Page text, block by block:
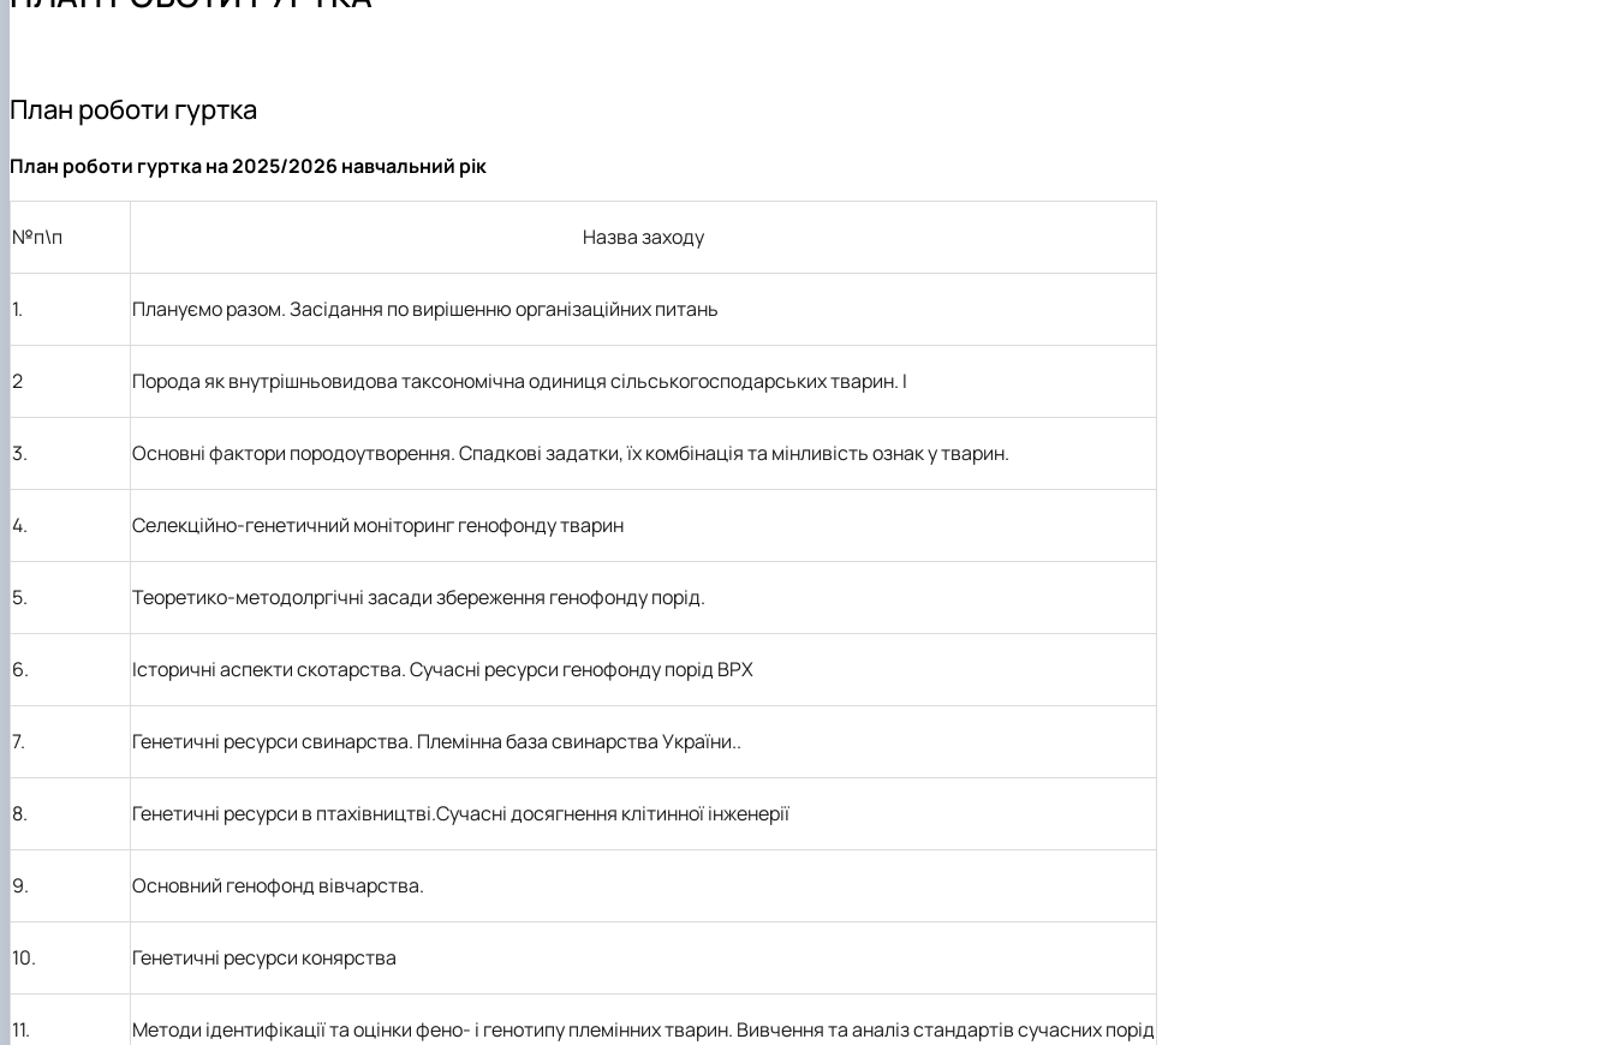
Навчальні лабораторії
Практика студентів
Наукові гуртки
План роботи гуртка
План роботи гуртка на 2025/2026 навчальний рік
№п\п Назва заходу
1. Плануємо разом. Засідання по вирішенню організаційних питань
2 Порода як внутрішньовидова таксономічна одиниця сільськогосподарських тварин. І
3. Основні фактори породоутворення. Спадкові задатки, їх комбінація та мінливість ознак у тварин.
4. Селекційно-генетичний моніторинг генофонду тварин
5. Теоретико-методолргічні засади збереження генофонду порід.
6. Історичні аспекти скотарства. Сучасні ресурси генофонду порід ВРХ
7. Генетичні ресурси свинарства. Племінна база свинарства України..
8. Генетичні ресурси в птахівництві.Сучасні досягнення клітинної інженерії
9. Основний генофонд вівчарства.
10. Генетичні ресурси конярства
11. Методи ідентифікації та оцінки фено- і генотипу племінних тварин. Вивчення та аналіз стандартів сучасних порід